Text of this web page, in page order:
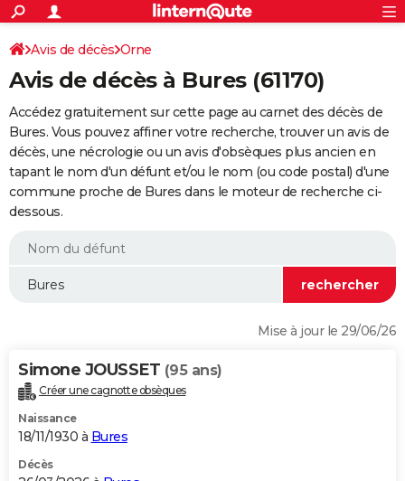
ACTUALITÉS
Politique
Société
Faits Divers
Education
Monde
Villes
+
SPORT
Coupe du monde 2026
Football
Tennis
Cyclisme
Rugby
Forum
Programme TV
TNT
Streaming
Cinéma
Sorties cinéma
Musique
+
FINANCE
Retraite
Epargne
Immobilier
Risques naturels par ville
Assurance
AUTO
Essais
Réserver un essai
Citadines
Berlines
SUV
Forum auto
+
HIGH-TECH
BRICOLAGE
WEEK-END
Alimentation
Guide de la santé
Maladies
Médicaments
Sommeil
VOYAGE
Destinations
City break
Voyage nature
Voyage de noces
Forum
Climat
+PHOTO
GUIDES D'ACHAT
Avis de décès Orne
Avis de décès à Bures (61170)
Accédez gratuitement sur cette page au carnet des décès de
Bures. Vous pouvez affiner votre recherche, trouver un avis de
décès, une nécrologie ou un avis d'obsèques plus ancien en
tapant le nom d'un défunt et/ou le nom (ou code postal) d'une
commune proche de Bures dans le moteur de recherche ci-
dessous.
Mise à jour le 29/06/26
Simone JOUSSET (95 ans)
Créer une cagnotte obsèques
Naissance
18/11/1930 à Bures
Décès